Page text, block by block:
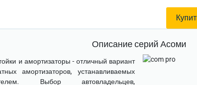
Описание серий Асоми
и амортизаторы - отличный вариант
амортизаторов, устанавливаемых
Выбор автовладельцев,